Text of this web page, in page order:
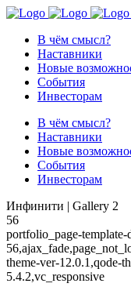
В чём смысл?
Наставники
Новые
События
Инвесторам
В чём смысл?
Наставники
Новые
События
Инвесторам
Инфинити | Gallery 2
56
portfolio_page-
theme-ver-12.0.1,qode-
5.4.2,vc_responsive